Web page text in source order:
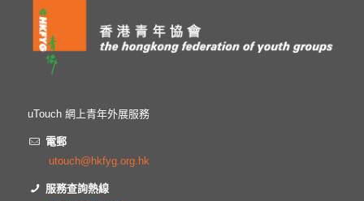
uTouch 網上青年外展服務
電郵
utouch@hkfyg.org.hk
服務查詢熱線